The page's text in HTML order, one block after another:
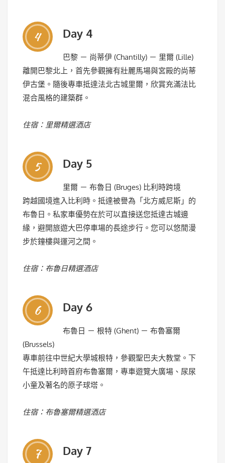
4 Day 4
巴黎 － 尚蒂伊 (Chantilly) － 里爾 (Lille)
離開巴黎北上，首先參觀擁有壯麗馬場與宮殿的尚蒂
伊古堡。隨後專車抵達法北古城里爾，欣賞充滿法比
混合風格的建築群。
住宿：里爾精選酒店
5 Day 5
里爾 － 布魯日 (Bruges) 比利時跨境
跨越國境進入比利時。抵達被譽為「北方威尼斯」的
布魯日。私家車優勢在於可以直接送您抵達古城邊
緣，避開旅遊大巴停車場的長途步行。您可以悠閒漫
步於鐘樓與運河之間。
住宿：布魯日精選酒店
6 Day 6
布魯日 － 根特 (Ghent) － 布魯塞爾
(Brussels)
專車前往中世紀大學城根特，參觀聖巴夫大教堂。下
午抵達比利時首府布魯塞爾，專車遊覽大廣場、尿尿
小童及著名的原子球塔。
住宿：布魯塞爾精選酒店
7 Day 7